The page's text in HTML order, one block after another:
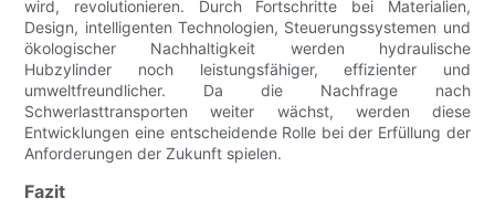
wird, revolutionieren. Durch Fortschritte bei Materialien,
Design, intelligenten Technologien, Steuerungssystemen und
ökologischer Nachhaltigkeit werden hydraulische
Hubzylinder noch leistungsfähiger, effizienter und
umweltfreundlicher. Da die Nachfrage nach
Schwerlasttransporten weiter wächst, werden diese
Entwicklungen eine entscheidende Rolle bei der Erfüllung der
Anforderungen der Zukunft spielen.
Fazit